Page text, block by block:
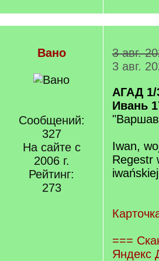
Вано
Сообщений:
327
На сайте с
2006 г.
Рейтинг:
273
3 авг.
3 авг.
АГАД 1/
Ивань
Iwan,
Regestr
===
Яндекс